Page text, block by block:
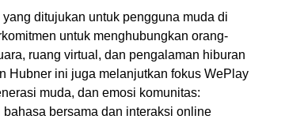
ditujukan untuk pengguna muda di
untuk menghubungkan orang-
ruang virtual, dan pengalaman hiburan
Hubner ini juga melanjutkan fokus WePlay
muda, dan emosi komunitas:
bersama dan interaksi online